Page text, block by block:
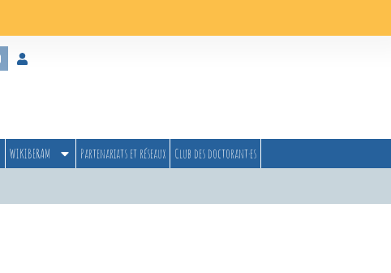
WIKIBERAM Partenariats et réseaux
Club des doctorant·es